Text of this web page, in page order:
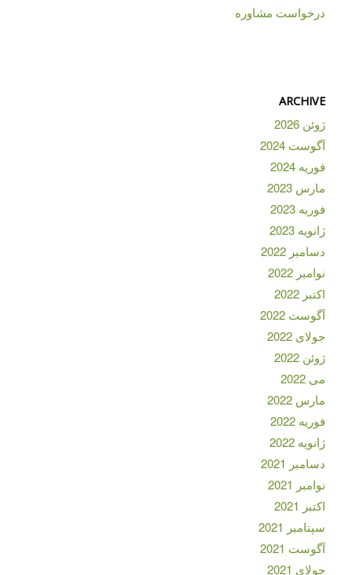
درخواست مشاوره
ARCHIVE
ژوئن 2026
آگوست 2024
فوریه 2024
مارس 2023
فوریه 2023
ژانویه 2023
دسامبر 2022
نوامبر 2022
اکتبر 2022
آگوست 2022
جولای 2022
ژوئن 2022
می 2022
مارس 2022
فوریه 2022
ژانویه 2022
دسامبر 2021
نوامبر 2021
اکتبر 2021
سپتامبر 2021
آگوست 2021
جولای 2021